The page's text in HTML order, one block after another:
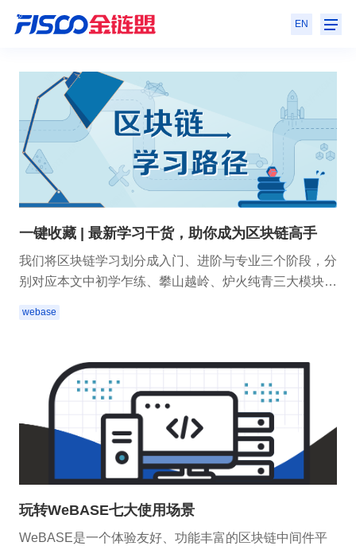
EN
一键收藏 | 最新学习干货，助你成为区块链高手
我们将区块链学习划分成入门、进阶与专业三个阶段，分
别对应本文中初学乍练、攀山越岭、炉火纯青三大模块，
随着模块难度提升，学习者对区块链的认知将逐步深入。
本合集将不定时更新，如果你希望在区块链路上一往无
webase
玩转WeBASE七大使用场景
WeBASE是一个体验友好、功能丰富的区块链中间件平